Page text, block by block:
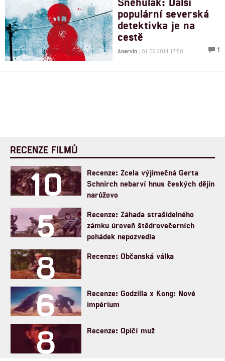
populární severská
detektivka je na
cestě
Anarvin | 01.05.2014 17:50 1
RECENZE FILMŮ
10
Recenze: Zcela výjimečná Gerta
Schnirch nebarví hnus českých dějin
narůžovo
5
Recenze: Záhada strašidelného
zámku úroveň štědrovečerních
pohádek nepozvedla
8 Recenze: Občanská válka
6
Recenze: Godzilla x Kong: Nové
impérium
8 Recenze: Opičí muž